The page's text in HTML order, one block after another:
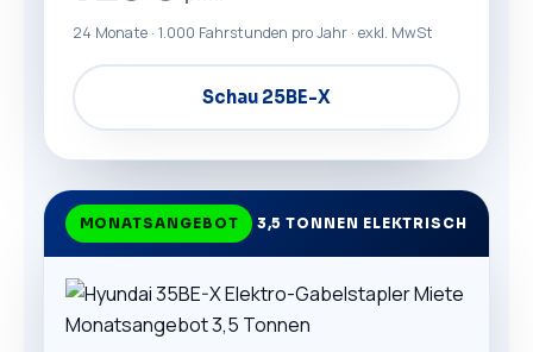
24 Monate · 1.000 Fahrstunden pro Jahr · exkl. MwSt
Schau 25BE-X
MONATSANGEBOT 3,5 TONNEN ELEKTRISCH